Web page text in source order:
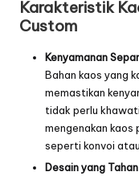
Karakteristik
Custom
Kenyamanan
Bahan kaos yang
memastikan
tidak perlu
mengenakan kaos
seperti konvoi
Desain yang